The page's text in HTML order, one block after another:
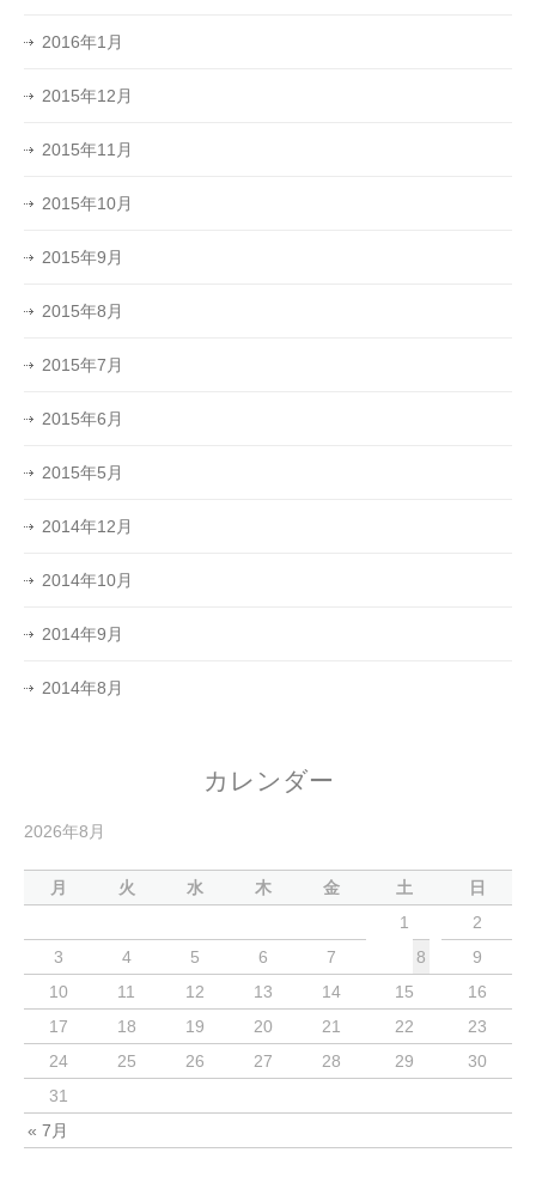
2016年1月
2015年12月
2015年11月
2015年10月
2015年9月
2015年8月
2015年7月
2015年6月
2015年5月
2014年12月
2014年10月
2014年9月
2014年8月
カレンダー
2026年8月
月 火 水 木 金 土 日
« 7月
1
2
3
4 5 6 7 8
9
10
11 12 13 14 15
16
17
18 19 20 21 22
23
24
25 26 27 28 29
30
31